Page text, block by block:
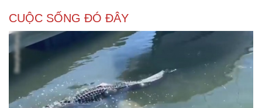
CUỘC SỐNG ĐÓ ĐÂY